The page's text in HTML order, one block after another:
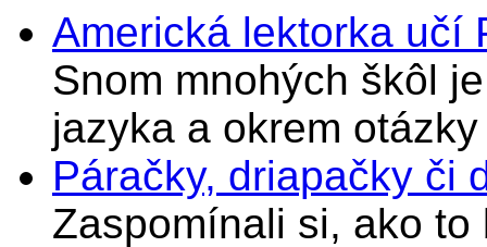
Americká lektorka učí
Snom mnohých škôl
jazyka a okrem
Páračky, driapačky či
Zaspomínali si, ako